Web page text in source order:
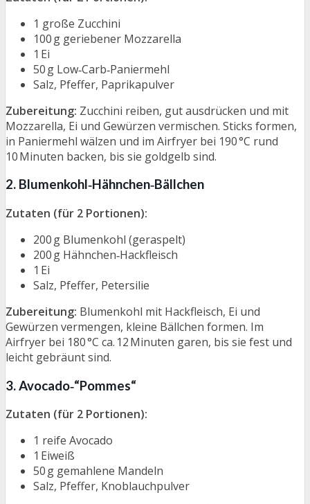
1 große Zucchini
100 g geriebener Mozzarella
1 Ei
50 g Low‑Carb‑Paniermehl
Salz, Pfeffer, Paprikapulver
Zubereitung: Zucchini reiben, gut ausdrücken und mit
Mozzarella, Ei und Gewürzen vermischen. Sticks formen,
in Paniermehl wälzen und im Airfryer bei 190 °C rund
10 Minuten backen, bis sie goldgelb sind.
2. Blumenkohl‑Hähnchen‑Bällchen
Zutaten (für 2 Portionen):
200 g Blumenkohl (geraspelt)
200 g Hähnchen‑Hackfleisch
1 Ei
Salz, Pfeffer, Petersilie
Zubereitung: Blumenkohl mit Hackfleisch, Ei und
Gewürzen vermengen, kleine Bällchen formen. Im
Airfryer bei 180 °C ca. 12 Minuten garen, bis sie fest und
leicht gebräunt sind.
3. Avocado‑“Pommes“
Zutaten (für 2 Portionen):
1 reife Avocado
1 Eiweiß
50 g gemahlene Mandeln
Salz, Pfeffer, Knoblauchpulver